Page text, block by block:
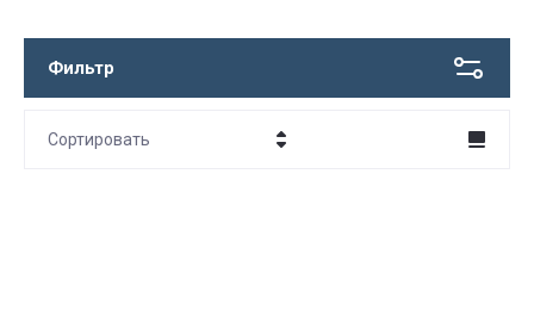
Фильтр
Сортировать